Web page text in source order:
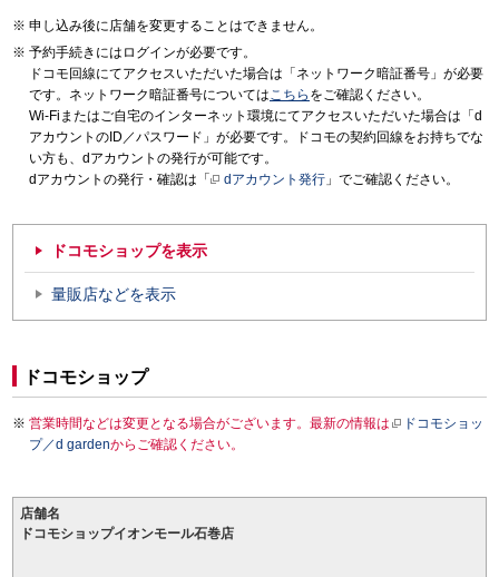
申し込み後に店舗を変更することはできません。
予約手続きにはログインが必要です。
ドコモ回線にてアクセスいただいた場合は「ネットワーク暗証番号」が必要
です。ネットワーク暗証番号についてはこちら をご確認ください。
Wi-Fiまたはご自宅のインターネット環境にてアクセスいただいた場合は「d
アカウントのID／パスワード」が必要です。ドコモの契約回線をお持ちでな
い方も、dアカウントの発行が可能です。
dアカウントの発行・確認は「
dアカウント発行 」でご確認ください。
ドコモショップを表示
量販店などを表示
ドコモショップ
営業時間などは変更となる場合がございます。最新の情報は
ドコモショッ
プ／d gardenからご確認ください。
店舗名
ドコモショップイオンモール石巻店